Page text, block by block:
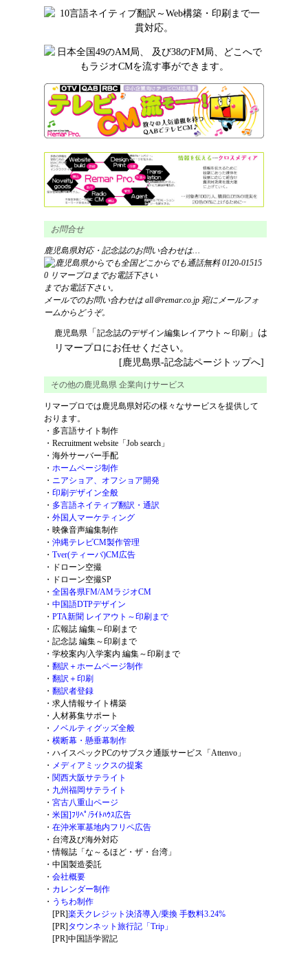
お問合せ
鹿児島県対応・記念誌のお問い合わせは…
までお電話下さい。
メールでのお問い合わせはall＠remar.co.jp 宛にメールフォ
ームからどうぞ。
鹿児島県 「 記念誌のデザイン編集レイアウト ～ 印刷 」は
リマープロにお任せください。
[鹿児島県-記念誌ページトップへ]
その他の鹿児島県 企業向けサービス
リマープロでは鹿児島県対応の様々なサービスを提供して
おります。
・ 多言語サイト制作
・ Recruitment website「Job search」
・ 海外サーバー手配
・ ホームページ制作
・ ニアショア、オフショア開発
・ 印刷デザイン全般
・ 多言語ネイティブ翻訳・通訳
・ 外国人マーケティング
・ 映像音声編集制作
・ 沖縄テレビCM製作管理
・ Tver(ティーバ)CM広告
・
ドローン空撮
・
ドローン空撮SP
・ 全国各県FM/AMラジオCM
・ 中国語DTPデザイン
・ PTA新聞 レイアウト～印刷まで
・ 広報誌 編集～印刷まで
・ 記念誌 編集～印刷まで
・ 学校案内/入学案内 編集～印刷まで
・ 翻訳＋ホームページ制作
・ 翻訳＋印刷
・ 翻訳者登録
・ 求人情報サイト構築
・ 人材募集サポート
・ ノベルティグッズ全般
・ 横断幕・懸垂幕制作
・ ハイスペックPCのサブスク通販サービス「Attenvo」
・ メディアミックスの提案
・ 関西大阪サテライト
・ 九州福岡サテライト
・ 宮古八重山ページ
・ 米国]ﾌﾘﾍﾟ/ﾗｲﾄﾊｳｽ広告
・ 在沖米軍基地内フリペ広告
・ 台湾及び海外対応
・情報誌「な～るほど・ザ・台湾」
・ 中国製造委託
・ 会社概要
・ カレンダー制作
・ うちわ制作
[PR]楽天クレジット決済導入/乗換 手数料3.24%
[PR]タウンネット旅行記「Trip」
[PR]中国語学習記